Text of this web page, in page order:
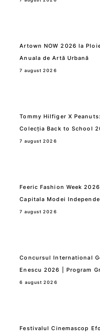
Artown NOW 2026 la
Anuala de Artă Urbană
7 august 2026
Tommy Hilfiger X Peanuts:
Colecția Back to School
7 august 2026
Feeric Fashion Week
Capitala Modei
7 august 2026
Concursul International
Enescu 2026 | Program
6 august 2026
Festivalul Cinemascop